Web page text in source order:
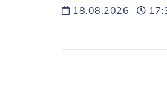
18.08.2026